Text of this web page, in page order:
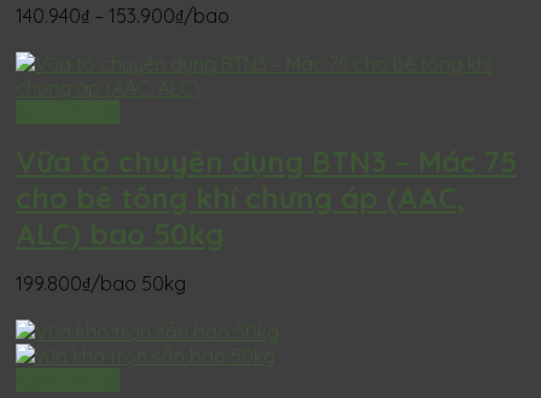
140.940₫ – 153.900₫Khoảng
/bao
Vữa tô chuyên dụng BTN3 – Mác 75
cho bê tông khí chưng áp (AAC,
ALC) bao 50kg
199.800₫/bao 50kg